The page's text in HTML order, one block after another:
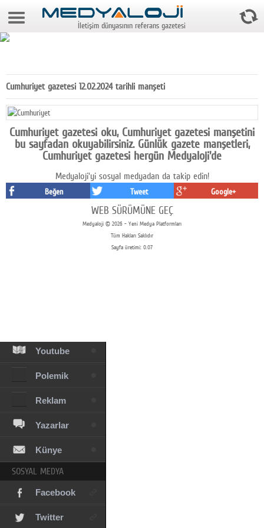
8 Ağustos 2026 23:14:38
Gazeteler
Medya
Reyting-tiraj
Teknoloji
Youtube
Polemik
Reklam
Yazarlar
Künye
SOSYAL MEDYA
Facebook
Twitter
İletişim dünyasının referans gazetesi
Cumhuriyet gazetesi 12.02.2024 tarihli manşeti
Cumhuriyet gazetesi oku, Cumhuriyet gazetesi manşetini
bu sayfadan okuyabilirsiniz. Günlük gazete manşetleri,
Cumhuriyet gazetesi hergün Medyaloji'de
Medyaloji'yi sosyal medyadan da takip edin!
Beğen Tweet Google+
WEB SÜRÜMÜNE GEÇ
Medyaloji © 2026 - Yeni Medya Platformları
Tüm Hakları Saklıdır
Sayfa üretimi: 0.07